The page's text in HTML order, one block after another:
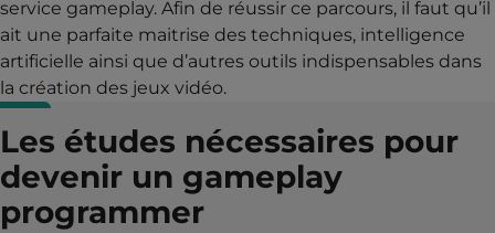
service gameplay. Afin de réussir ce parcours, il faut qu’il
ait une parfaite maitrise des techniques, intelligence
artificielle ainsi que d’autres outils indispensables dans
la création des jeux vidéo.
Les études nécessaires pour
devenir un gameplay
programmer